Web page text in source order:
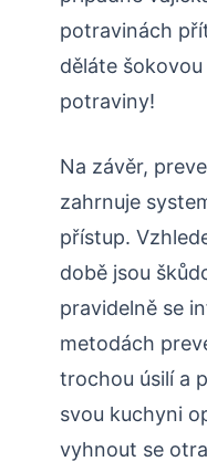
potravinách
děláte
potraviny!
Na závěr,
zahrnuje
přístup.
době jsou
pravidelně se
metodách
trochou úsilí a
svou kuchyni
vyhnout se